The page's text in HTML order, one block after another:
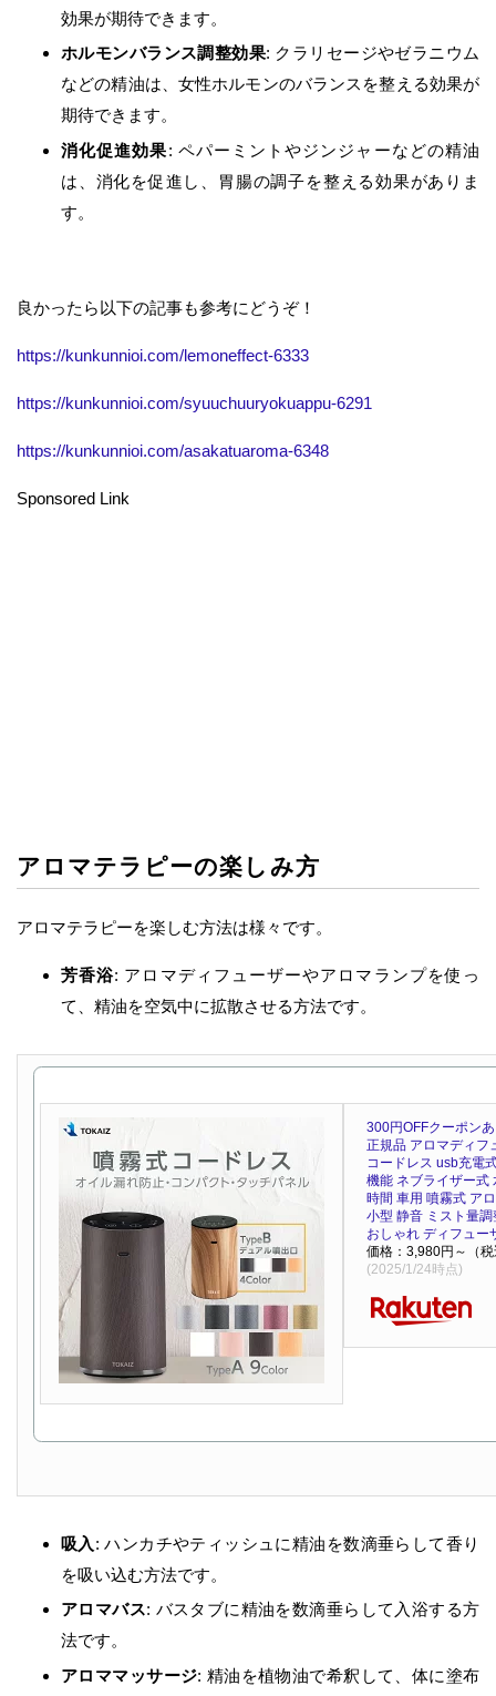
効果が期待できます。
ホルモンバランス調整効果: クラリセージやゼラニウム
などの精油は、女性ホルモンのバランスを整える効果が
期待できます。
消化促進効果: ペパーミントやジンジャーなどの精油
は、消化を促進し、胃腸の調子を整える効果がありま
す。
良かったら以下の記事も参考にどうぞ！
https://kunkunnioi.com/lemoneffect-6333 ‎
https://kunkunnioi.com/syuuchuuryokuappu-6291 ‎
https://kunkunnioi.com/asakatuaroma-6348 ‎
Sponsored Link
アロマテラピーの楽しみ方
アロマテラピーを楽しむ方法は様々です。
芳香浴: アロマディフューザーやアロマランプを使っ
て、精油を空気中に拡散させる方法です。
300円OFFクーポン
正規品 アロマディフ
コードレス usb充電
機能 ネブライザー式
時間 車用 噴霧式 ア
小型 静音 ミスト量
おしゃれ ディフュー
価格：3,980円～（
(2025/1/24時点)
吸入 : ハンカチやティッシュに精油を数滴垂らして香り
を吸い込む方法です。
アロマバス: バスタブに精油を数滴垂らして入浴する方
法です。
アロママッサージ: 精油を植物油で希釈して、体に塗布